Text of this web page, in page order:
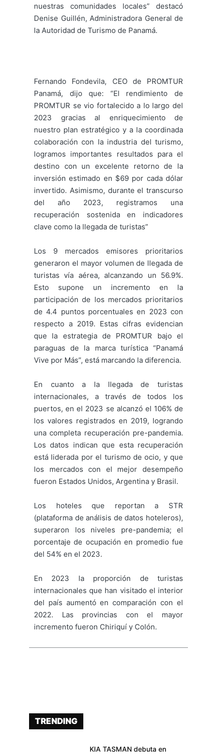
nuestras comunidades locales” destacó
Denise Guillén, Administradora General de
la Autoridad de Turismo de Panamá.
Fernando Fondevila, CEO de PROMTUR
Panamá, dijo que: “El rendimiento de
PROMTUR se vio fortalecido a lo largo del
2023 gracias al enriquecimiento de
nuestro plan estratégico y a la coordinada
colaboración con la industria del turismo,
logramos importantes resultados para el
destino con un excelente retorno de la
inversión estimado en $69 por cada dólar
invertido. Asimismo, durante el transcurso
del año 2023, registramos una
recuperación sostenida en indicadores
clave como la llegada de turistas”
Los 9 mercados emisores prioritarios
generaron el mayor volumen de llegada de
turistas vía aérea, alcanzando un 56.9%.
Esto supone un incremento en la
participación de los mercados prioritarios
de 4.4 puntos porcentuales en 2023 con
respecto a 2019. Estas cifras evidencian
que la estrategia de PROMTUR bajo el
paraguas de la marca turística “Panamá
Vive por Más”, está marcando la diferencia.
En cuanto a la llegada de turistas
internacionales, a través de todos los
puertos, en el 2023 se alcanzó el 106% de
los valores registrados en 2019, logrando
una completa recuperación pre-pandemia.
Los datos indican que esta recuperación
está liderada por el turismo de ocio, y que
los mercados con el mejor desempeño
fueron Estados Unidos, Argentina y Brasil.
Los hoteles que reportan a STR
(plataforma de análisis de datos hoteleros),
superaron los niveles pre-pandemia; el
porcentaje de ocupación en promedio fue
del 54% en el 2023.
En 2023 la proporción de turistas
internacionales que han visitado el interior
del país aumentó en comparación con el
2022. Las provincias con el mayor
incremento fueron Chiriquí y Colón.
TRENDING
KIA TASMAN debuta en